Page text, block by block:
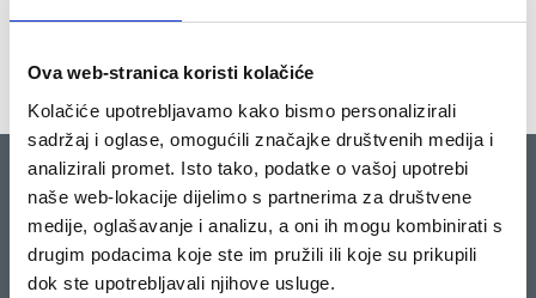
Ova web-stranica koristi kolačiće
Kolačiće upotrebljavamo kako bismo personalizirali
sadržaj i oglase, omogućili značajke društvenih medija i
analizirali promet. Isto tako, podatke o vašoj upotrebi
naše web-lokacije dijelimo s partnerima za društvene
medije, oglašavanje i analizu, a oni ih mogu kombinirati s
drugim podacima koje ste im pružili ili koje su prikupili
dok ste upotrebljavali njihove usluge.
O KREDISU
О nama
Politika privatnosti
Kredis
Opći uvjeti poslovanja za Kredit
Max